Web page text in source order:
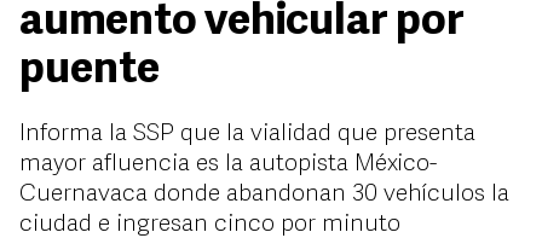
aumento vehicular por
puente
Informa la SSP que la vialidad que presenta
mayor afluencia es la autopista México-
Cuernavaca donde abandonan 30 vehículos la
ciudad e ingresan cinco por minuto